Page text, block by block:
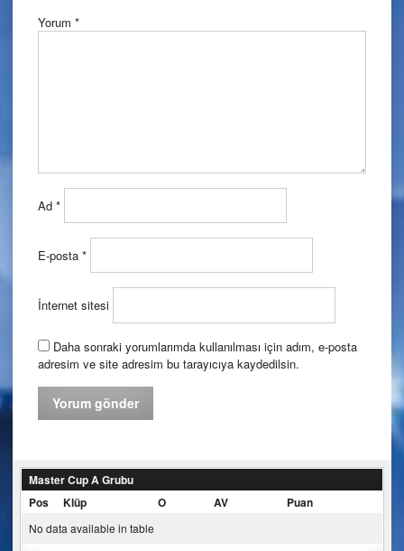
Yorum *
Ad *
E-posta *
İnternet sitesi
Daha sonraki yorumlarımda kullanılması için adım, e-posta
adresim ve site adresim bu tarayıcıya kaydedilsin.
Master Cup A Grubu
Pos
Klüp O AV Puan
No data available in table